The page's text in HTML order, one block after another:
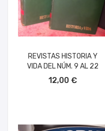
REVISTAS HISTORIA Y
VIDA DEL NÚM. 9 AL 22
12,00 €